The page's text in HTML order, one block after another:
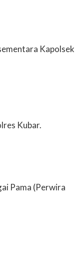
Kapolsek
Kubar.
Pama (Perwira